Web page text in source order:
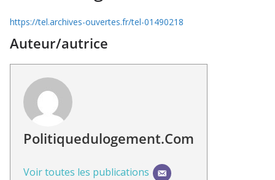
https://tel.archives-ouvertes.fr/tel-01490218
Auteur/autrice
Politiquedulogement.com
Voir toutes les publications